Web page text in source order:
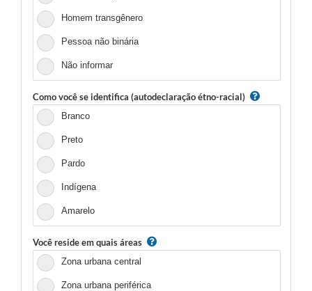
Homem transgênero
Pessoa não binária
Não informar
Como você se identifica (autodeclaração étno-racial)
Branco
Preto
Pardo
Indígena
Amarelo
Você reside em quais áreas
Zona urbana central
Zona urbana periférica